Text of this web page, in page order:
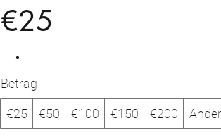
€25
Betrag
€25 €50 €100 €150 €200